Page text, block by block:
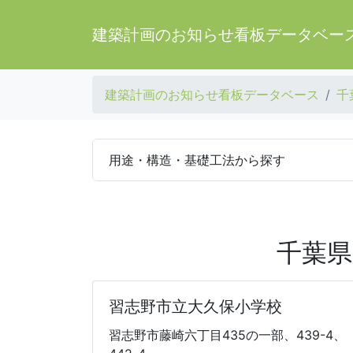
建築計画のお知らせ看板データベー
建築計画のお知らせ看板データベース 千
用途・構造・基礎工法から探す
千葉
習志野市立大久保小学校
習志野市藤崎六丁目435の一部、439-4、